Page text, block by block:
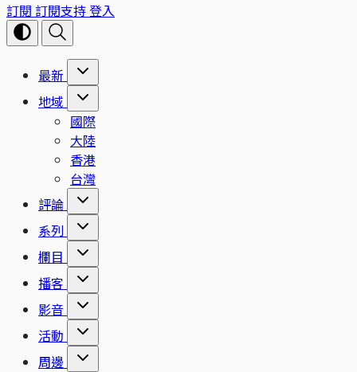
訂閱 訂閱支持登入
最新
地域
國際
大陸
香港
台灣
評論
系列
欄目
播客
影音
活動
周邊